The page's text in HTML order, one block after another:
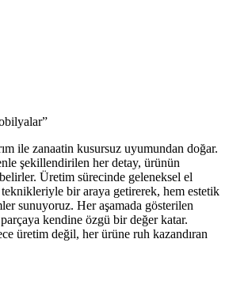
ile zanaatin kusursuz uyumundan doğar.
şekillendirilen her detay, ürünün
Üretim sürecinde geleneksel el
bir araya getirerek, hem estetik
sunuyoruz. Her aşamada gösterilen
kendine özgü bir değer katar.
üretim değil, her ürüne ruh kazandıran